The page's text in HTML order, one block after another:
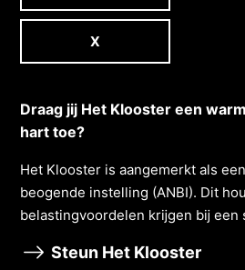
X
Draag jij Het Klooster een warm
hart toe?
Het Klooster is aangemerkt als
beogende instelling (ANBI). Dit
belastingvoordelen krĳgen bĳ een
Steun Het Klooster